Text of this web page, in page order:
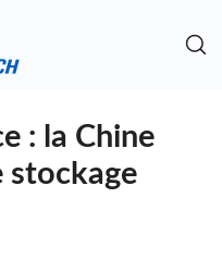
: la Chine
stockage